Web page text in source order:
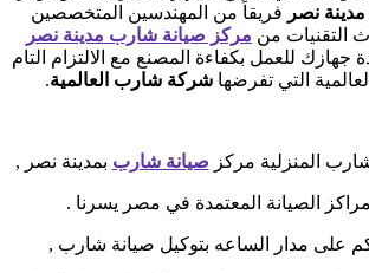
نصر فريقاً من المهندسين المتخصصين
التقنيات من مركز صيانة شارب مدينة نصر
جهازك للعمل بكفاءة المصنع مع الالتزام التام
التي تفرضها شركة شارب العالمية.
المنزلية مركز صيانة شارب بمدينة نصر ,
الصيانة المعتمدة في مصر يسرنا .
على مدار الساعه بتوكيل صيانة شارب ,